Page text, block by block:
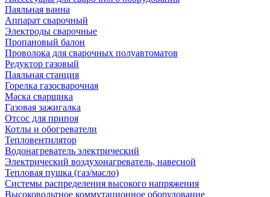
Паяльная ванна
Аппарат сварочный
Электроды сварочные
Пропановый балон
Проволока для сварочных полуавтоматов
Редуктор газовый
Паяльная станция
Горелка газосварочная
Маска сварщика
Газовая зажигалка
Отсос для припоя
Котлы и обогреватели
Тепловентилятор
Водонагреватель электрический
Электрический воздухонагреватель, навесной
Тепловая пушка (газ/масло)
Системы распределения высокого напряжения
Высоковольтное коммутационное оборудование